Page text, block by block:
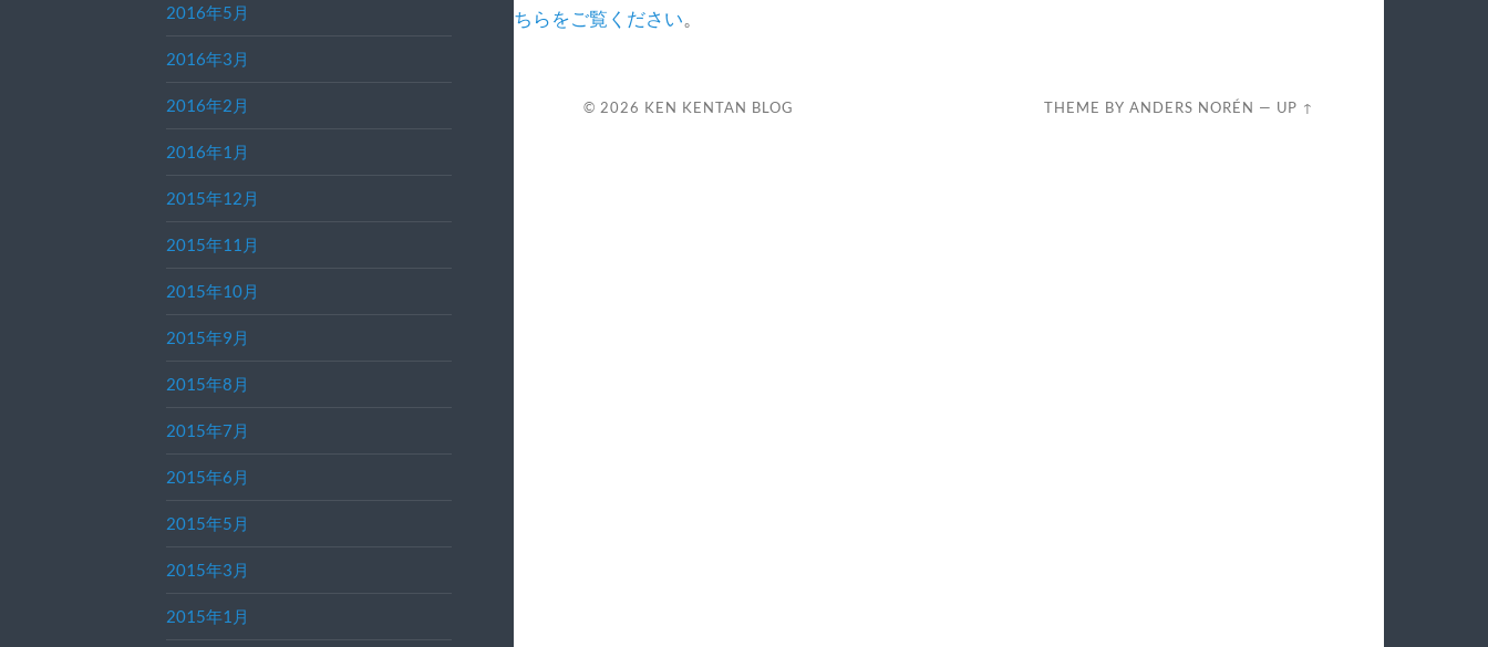
2016年5月
2016年3月
2016年2月
2016年1月
2015年12月
2015年11月
2015年10月
2015年9月
2015年8月
2015年7月
2015年6月
2015年5月
2015年3月
2015年1月
ちらをご覧ください。
© 2026 KEN KENTAN BLOG THEME BYANDERS NORÉN — UP ↑